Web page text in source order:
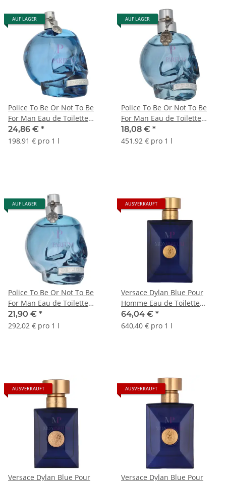
AUF LAGER
Police To Be Or Not To Be
For Man Eau de Toilette
125ml
24,86 € *
198,91 € pro 1 l
AUF LAGER
Police To Be Or Not To Be
For Man Eau de Toilette
40ml
18,08 € *
451,92 € pro 1 l
AUF LAGER
Police To Be Or Not To Be
For Man Eau de Toilette
75ml
21,90 € *
292,02 € pro 1 l
AUSVERKAUFT
Versace Dylan Blue Pour
Homme Eau de Toilette
100ml
64,04 € *
640,40 € pro 1 l
AUSVERKAUFT
Versace Dylan Blue Pour
AUSVERKAUFT
Versace Dylan Blue Pour